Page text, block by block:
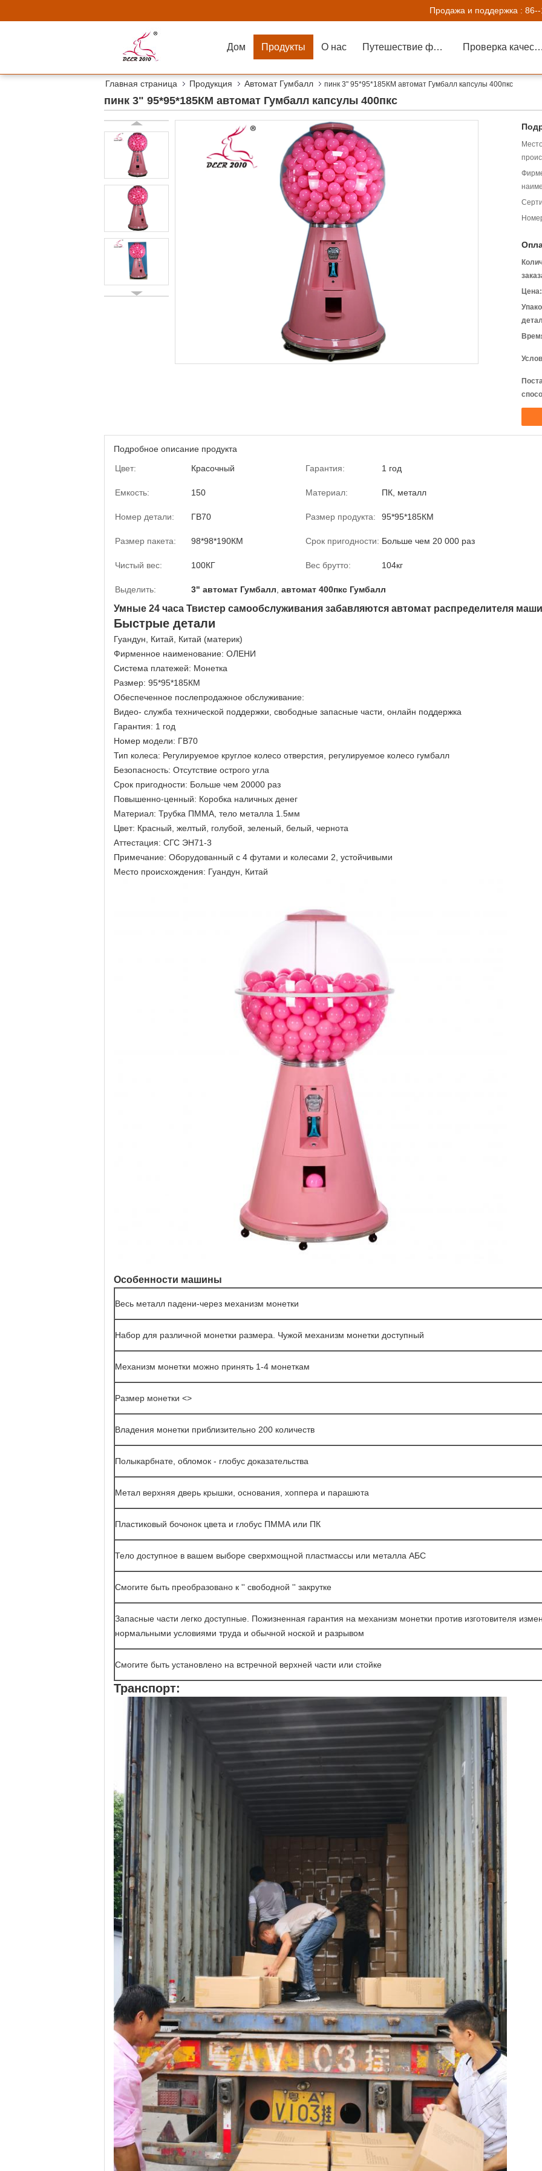
Продажа и поддержка :
Дом Продукты О нас Путешествие фабрики Проверка
Главная страница Продукция Автомат Гумбалл пинк 3" 95*95*185КМ автомат Гумбалл капсулы 400пкс
пинк 3" 95*95*185КМ автомат Гумбалл капсулы 400пкс
Цена:
Подробное описание продукта
Цвет:
Красочный Гарантия: 1 год
Емкость: 150 Материал: ПК, металл
Номер детали: ГВ70 Размер продукта: 95*95*185КМ
Размер пакета: 98*98*190КМ Срок пригодности: Больше чем 20 000 раз
Чистый вес: 100КГ Вес брутто: 104кг
Выделить: 3" автомат Гумбалл автомат 400пкс Гумбалл
Умные 24 часа Твистер самообслуживания забавляются автомат распределителя
Быстрые детали
Гуандун, Китай, Китай (материк)
Фирменное наименование: ОЛЕНИ
Система платежей: Монетка
Размер: 95*95*185КМ
Обеспеченное послепродажное обслуживание:
Видео- служба технической поддержки, свободные запасные части, онлайн поддержка
Гарантия: 1 год
Номер модели: ГВ70
Тип колеса: Регулируемое круглое колесо отверстия, регулируемое колесо гумбалл
Безопасность: Отсутствие острого угла
Срок пригодности: Больше чем 20000 раз
Повышенно-ценный: Коробка наличных денег
Материал: Трубка ПММА, тело металла 1.5мм
Цвет: Красный, желтый, голубой, зеленый, белый, чернота
Аттестация: СГС ЭН71-3
Примечание: Оборудованный с 4 футами и колесами 2, устойчивыми
Место происхождения: Гуандун, Китай
Особенности машины
Весь металл падени-через механизм монетки
Набор для различной монетки размера. Чужой механизм монетки доступный
Механизм монетки можно принять 1-4 монеткам
Размер монетки <>
Владения монетки приблизительно 200 количеств
Полыкарбнате, обломок - глобус доказательства
Метал верхняя дверь крышки, основания, хоппера и парашюта
Пластиковый бочонок цвета и глобус ПММА или ПК
Тело доступное в вашем выборе сверхмощной пластмассы или металла АБС
Смогите быть преобразовано к '' свободной '' закрутке
Запасные части легко доступные. Пожизненная гарантия на механизм монетки против изготовителя
нормальными условиями труда и обычной ноской и разрывом
Смогите быть установлено на встречной верхней части или стойке
Транспорт: